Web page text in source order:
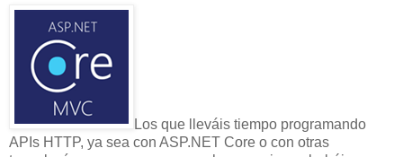
Los que lleváis tiempo programando
APIs HTTP, ya sea con ASP.NET Core o con otras